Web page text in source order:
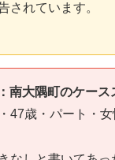
されています。
南大隅町のケース
47歳・パート・女